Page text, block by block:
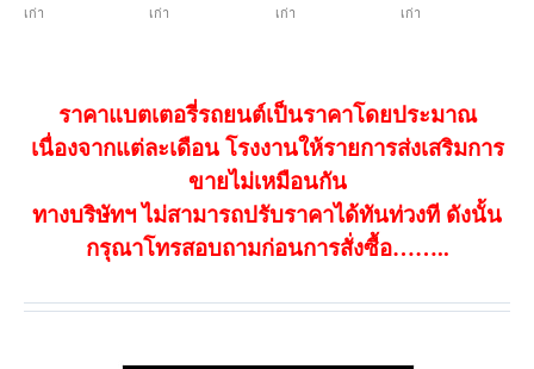
เก่า
เก่า
เก่า
เก่า
ราคาแบตเตอรี่รถยนต์เป็นราคาโดยประมาณ
เนื่องจากแต่ละเดือน โรงงานให้รายการส่งเสริมการ
ขายไม่เหมือนกัน
ทางบริษัทฯ ไม่สามารถปรับราคาได้ทันท่วงที ดังนั้น
กรุณาโทรสอบถามก่อนการสั่งซื้อ……..